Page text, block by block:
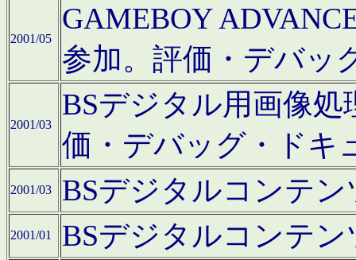
2001/05
GAMEBOY
参加。評価・デバッ
2001/03
BSデジタル用画像
価・デバッグ・ドキ
2001/03 BSデジタルコンテ
2001/01 BSデジタルコンテ